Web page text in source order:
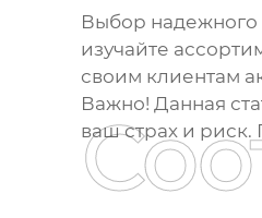
Выбор надежного
изучайте
своим клиентам
Важно! Данная
ваш страх и риск.